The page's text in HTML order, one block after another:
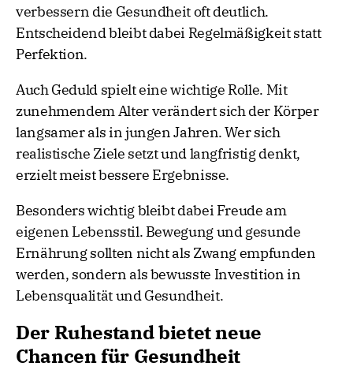
verbessern die Gesundheit oft deutlich.
Entscheidend bleibt dabei Regelmäßigkeit statt
Perfektion.
Auch Geduld spielt eine wichtige Rolle. Mit
zunehmendem Alter verändert sich der Körper
langsamer als in jungen Jahren. Wer sich
realistische Ziele setzt und langfristig denkt,
erzielt meist bessere Ergebnisse.
Besonders wichtig bleibt dabei Freude am
eigenen Lebensstil. Bewegung und gesunde
Ernährung sollten nicht als Zwang empfunden
werden, sondern als bewusste Investition in
Lebensqualität und Gesundheit.
Der Ruhestand bietet neue
Chancen für Gesundheit